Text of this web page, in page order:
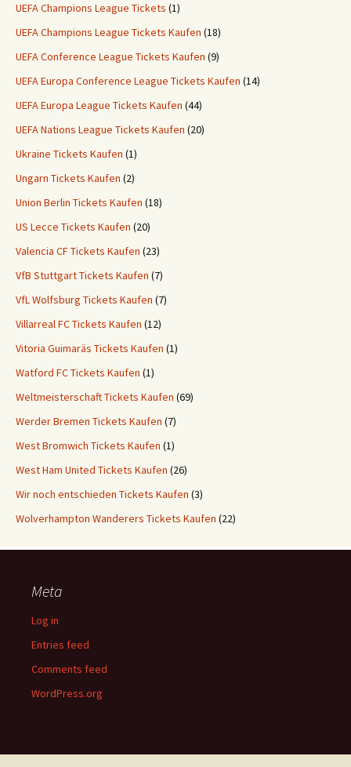
UEFA Champions League Tickets (1)
UEFA Champions League Tickets Kaufen (18)
UEFA Conference League Tickets Kaufen (9)
UEFA Europa Conference League Tickets Kaufen (14)
UEFA Europa League Tickets Kaufen (44)
UEFA Nations League Tickets Kaufen (20)
Ukraine Tickets Kaufen (1)
Ungarn Tickets Kaufen (2)
Union Berlin Tickets Kaufen (18)
US Lecce Tickets Kaufen (20)
Valencia CF Tickets Kaufen (23)
VfB Stuttgart Tickets Kaufen (7)
VfL Wolfsburg Tickets Kaufen (7)
Villarreal FC Tickets Kaufen (12)
Vitoria Guimaräs Tickets Kaufen (1)
Watford FC Tickets Kaufen (1)
Weltmeisterschaft Tickets Kaufen (69)
Werder Bremen Tickets Kaufen (7)
West Bromwich Tickets Kaufen (1)
West Ham United Tickets Kaufen (26)
Wir noch entschieden Tickets Kaufen (3)
Wolverhampton Wanderers Tickets Kaufen (22)
Meta
Log in
Entries feed
Comments feed
WordPress.org